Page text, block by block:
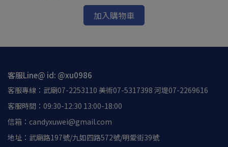
加入購物車
客服Line@ id: @xu0986
客服專線：武廟07-2253110 美術07-5317398 河堤07-2269616
客服時間：09:30-12:30 13:00-18:00
信箱：candyxuwei@gmail.com
地址：武廟路197號/九如四路572號/明愛街39號